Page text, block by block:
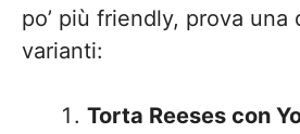
po’ più friendly, prova una
varianti:
Torta Reeses con